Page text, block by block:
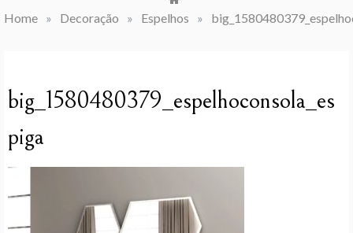
Home » Decoração » Espelhos »
big_1580480379_espelhoconsola_es
piga